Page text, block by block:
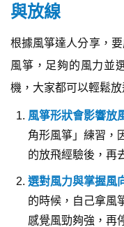
與放線
根據風箏達人分享，
風箏，足夠的風力並
機，大家都可以輕鬆放
風箏形狀會影響放
角形風箏」練習，
的放飛經驗後，再
選對風力與掌握風
的時候，自己拿風
感覺風勁夠強，再